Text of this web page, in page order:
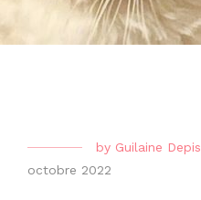
by Guilaine Depis
octobre 2022